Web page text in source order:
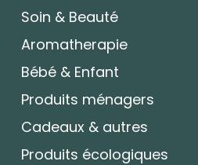
Soin & Beauté
Aromatherapie
Bébé & Enfant
Produits ménagers
Cadeaux & autres
Produits écologiques